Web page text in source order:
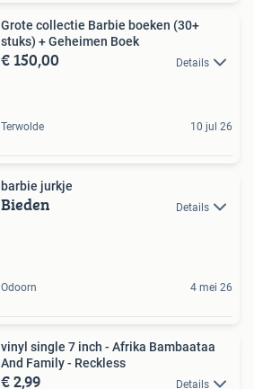
Grote collectie Barbie boeken (30+
stuks) + Geheimen Boek
€ 150,00 Details
Terwolde 10 jul 26
barbie jurkje
Bieden Details
Odoorn 4 mei 26
vinyl single 7 inch - Afrika Bambaataa
And Family - Reckless
€ 2,99 Details